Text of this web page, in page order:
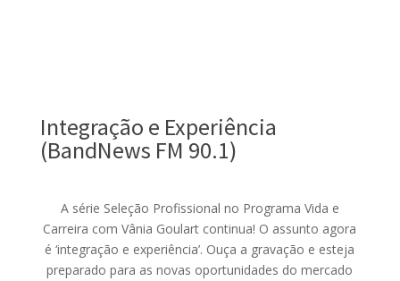
Integração e Experiência
(BandNews FM 90.1)
A série Seleção Profissional no Programa Vida e
Carreira com Vânia Goulart continua! O assunto agora
é ‘integração e experiência’. Ouça a gravação e esteja
preparado para as novas oportunidades do mercado